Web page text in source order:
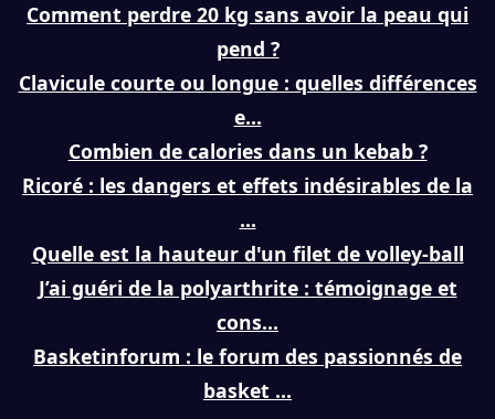
Comment perdre 20 kg sans avoir la peau qui
pend ?
Clavicule courte ou longue : quelles différences
e...
Combien de calories dans un kebab ?
Ricoré : les dangers et effets indésirables de la
...
Quelle est la hauteur d'un filet de volley-ball
J’ai guéri de la polyarthrite : témoignage et
cons...
Basketinforum : le forum des passionnés de
basket ...